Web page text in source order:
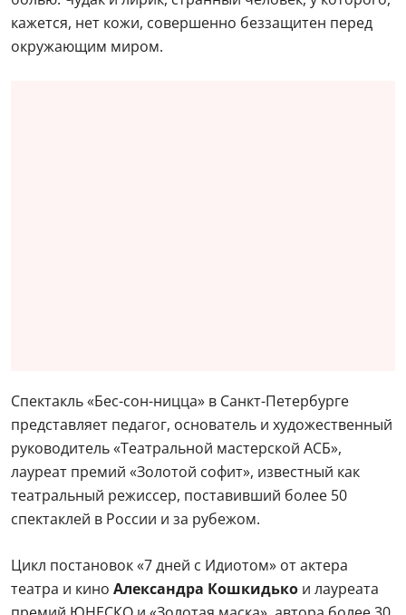
кажется, нет кожи, совершенно беззащитен перед
окружающим миром.
Спектакль «Бес-сон-ницца» в Санкт-Петербурге
представляет педагог, основатель и художественный
руководитель «Театральной мастерской АСБ»,
лауреат премий «Золотой софит», известный как
театральный режиссер, поставивший более 50
спектаклей в России и за рубежом.
Цикл постановок «7 дней с Идиотом» от актера
театра и кино Александра Кошкидько и лауреата